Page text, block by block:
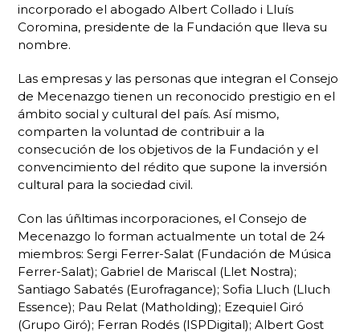
incorporado el abogado Albert Collado i Lluís
Coromina, presidente de la Fundación que lleva su
nombre.
Las empresas y las personas que integran el Consejo
de Mecenazgo tienen un reconocido prestigio en el
ámbito social y cultural del país. Así mismo,
comparten la voluntad de contribuir a la
consecución de los objetivos de la Fundación y el
convencimiento del rédito que supone la inversión
cultural para la sociedad civil.
Con las úñltimas incorporaciones, el Consejo de
Mecenazgo lo forman actualmente un total de 24
miembros: Sergi Ferrer-Salat (Fundación de Música
Ferrer-Salat); Gabriel de Mariscal (Llet Nostra);
Santiago Sabatés (Eurofragance); Sofia Lluch (Lluch
Essence); Pau Relat (Matholding); Ezequiel Giró
(Grupo Giró); Ferran Rodés (ISPDigital); Albert Gost